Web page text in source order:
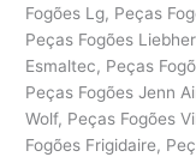
Fogões Lg, Peças
Peças Fogões
Esmaltec, Peças
Peças Fogões Jenn
Wolf, Peças Fogões
Fogões Frigidaire,